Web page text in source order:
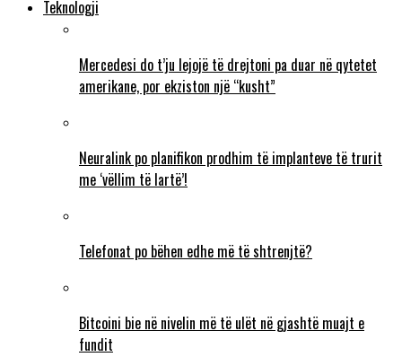
Teknologji
Mercedesi do t’ju lejojë të drejtoni pa duar në qytetet
amerikane, por ekziston një “kusht”
Neuralink po planifikon prodhim të implanteve të trurit
me ‘vëllim të lartë’!
Telefonat po bëhen edhe më të shtrenjtë?
Bitcoini bie në nivelin më të ulët në gjashtë muajt e
fundit